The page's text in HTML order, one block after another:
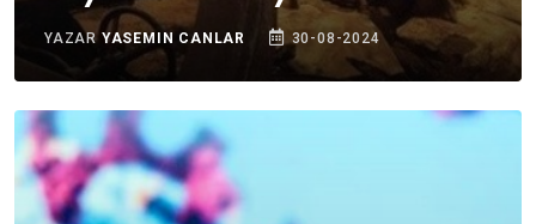
YAZAR YASEMIN CANLAR 30-08-2024